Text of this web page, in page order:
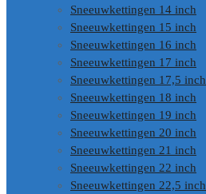
Sneeuwkettingen 14 inch
Sneeuwkettingen 15 inch
Sneeuwkettingen 16 inch
Sneeuwkettingen 17 inch
Sneeuwkettingen 17,5 inch
Sneeuwkettingen 18 inch
Sneeuwkettingen 19 inch
Sneeuwkettingen 20 inch
Sneeuwkettingen 21 inch
Sneeuwkettingen 22 inch
Sneeuwkettingen 22,5 inch